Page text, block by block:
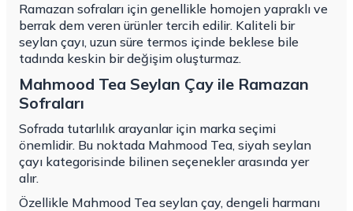
Ramazan sofraları için genellikle homojen yapraklı ve
berrak dem veren ürünler tercih edilir. Kaliteli bir
seylan çayı, uzun süre termos içinde beklese bile
tadında keskin bir değişim oluşturmaz.
Mahmood Tea Seylan Çay ile Ramazan
Sofraları
Sofrada tutarlılık arayanlar için marka seçimi
önemlidir. Bu noktada Mahmood Tea, siyah seylan
çayı kategorisinde bilinen seçenekler arasında yer
alır.
Özellikle Mahmood Tea seylan çay, dengeli harmanı